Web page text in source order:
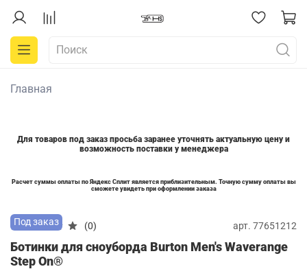
Главная
Для товаров под заказ просьба заранее уточнять актуальную цену и
возможность поставки у менеджера
Расчет суммы оплаты по Яндекс Сплит является приблизительным. Точную сумму оплаты вы
сможете увидеть при оформлении заказа
Под заказ (0) арт. 77651212
Ботинки для сноуборда Burton Men's Waverange
Step On®